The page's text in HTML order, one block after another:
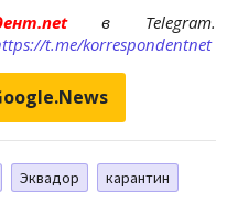
в Telegram.
t.me/korrespondentnet
Эквадор
карантин